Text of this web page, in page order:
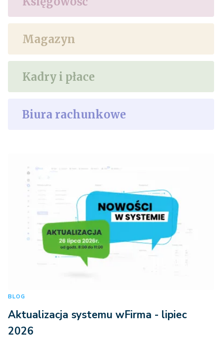
Magazyn
Kadry i płace
Biura rachunkowe
BLOG
Aktualizacja systemu wFirma - lipiec
2026